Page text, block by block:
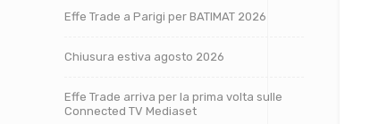
Effe Trade a Parigi per BATIMAT 2026
Chiusura estiva agosto 2026
Effe Trade arriva per la prima volta sulle
Connected TV Mediaset